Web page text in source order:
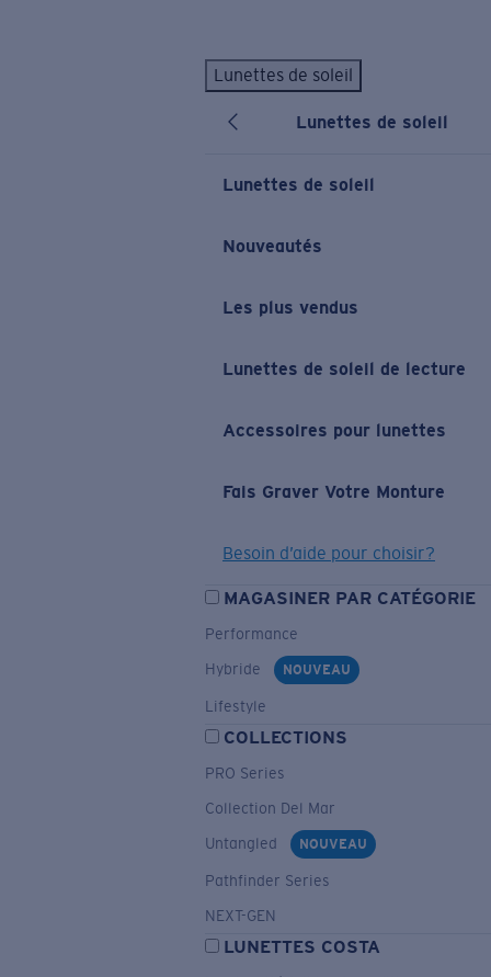
Lunettes de soleil
Lunettes de soleil
Lunettes de soleil
Nouveautés
Les plus vendus
Lunettes de soleil de lecture
Accessoires pour lunettes
Fais Graver Votre Monture
Besoin d’aide pour choisir?
MAGASINER PAR CATÉGORIE
Performance
Hybride
NOUVEAU
Lifestyle
COLLECTIONS
PRO Series
Collection Del Mar
Untangled
NOUVEAU
Pathfinder Series
NEXT-GEN
LUNETTES COSTA
LES PLUS RECHERCHÉS
Lunettes de soleil personnalisées Nouveau